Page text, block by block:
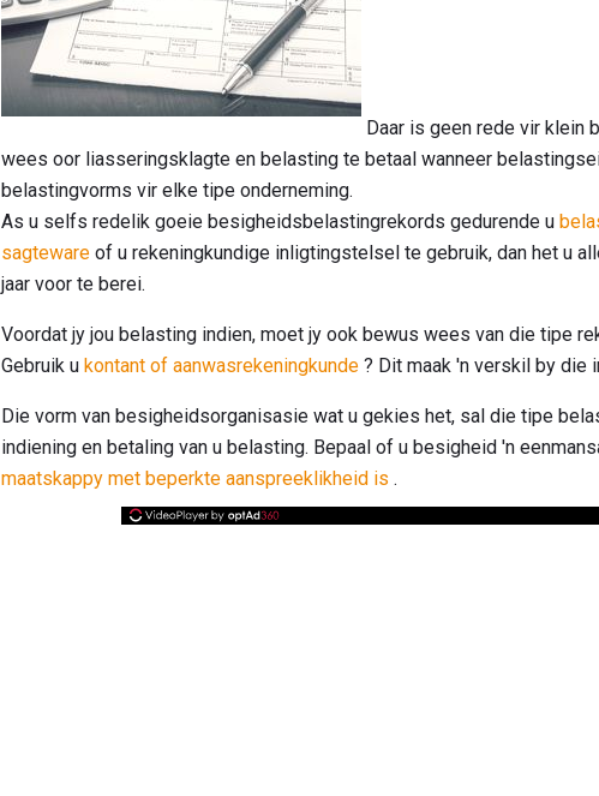
Daar is geen rede vir klein
wees oor liasseringsklagte en belasting te betaal wanneer
belastingvorms vir elke tipe onderneming.
As u selfs redelik goeie besigheidsbelastingrekords gedurende u
sagteware of u rekeningkundige inligtingstelsel te gebruik, dan het u
jaar voor te berei.
Voordat jy jou belasting indien, moet jy ook bewus wees van die tipe
Gebruik u kontant of aanwasrekeningkunde ? Dit maak 'n verskil by die
Die vorm van besigheidsorganisasie wat u gekies het, sal die tipe
indiening en betaling van u belasting. Bepaal of u besigheid 'n
maatskappy met beperkte aanspreeklikheid is .